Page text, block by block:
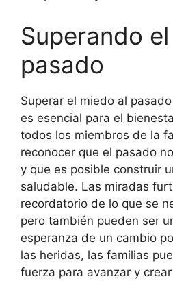
Superando
pasado
Superar el miedo al
es esencial para el
todos los miembros de la
reconocer que el pasado
y que es posible construir
saludable. Las miradas
recordatorio de lo que se
pero también pueden ser
esperanza de un cambio
las heridas, las familias
fuerza para avanzar y